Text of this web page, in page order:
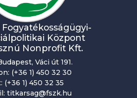
Központ
Nonprofit Kft.
Váci út 191.
(+36 1) 450 32 30
(+36 1) 450 32 35
titkarsag@fszk.hu